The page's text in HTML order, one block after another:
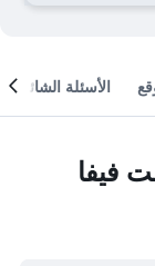
الأسئلة الشائعة
فيفا